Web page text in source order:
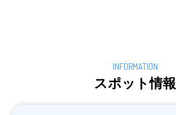
スポット情報